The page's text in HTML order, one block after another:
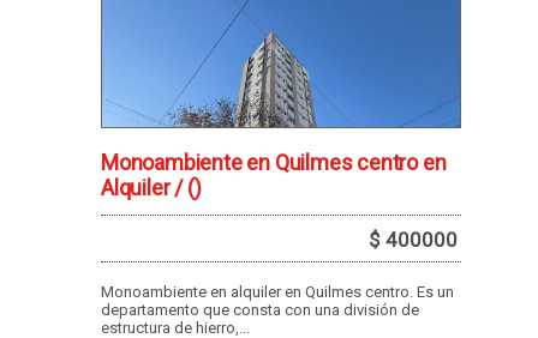
Monoambiente en Quilmes centro en
Alquiler /()
$ 400000
Monoambiente en alquiler en Quilmes centro. Es un
departamento que consta con una división de
estructura de hierro,...